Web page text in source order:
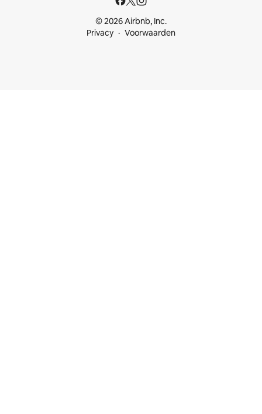
© 2026 Airbnb, Inc.
Privacy
Voorwaarden